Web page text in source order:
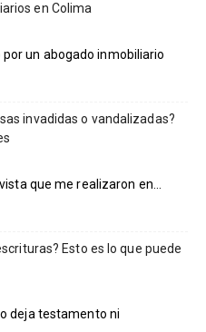
en Colima
un abogado inmobiliario
invadidas o vandalizadas?
que me realizaron en...
Esto es lo que puede
deja testamento ni